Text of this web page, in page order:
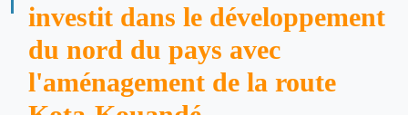
investit dans le développement
du nord du pays avec
l'aménagement de la route